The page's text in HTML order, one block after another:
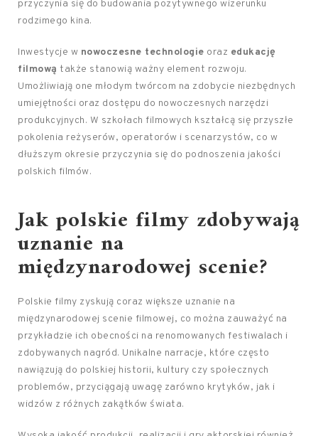
przyczynia się do budowania pozytywnego wizerunku
rodzimego kina.
Inwestycje w nowoczesne technologie oraz edukację
filmową także stanowią ważny element rozwoju.
Umożliwiają one młodym twórcom na zdobycie niezbędnych
umiejętności oraz dostępu do nowoczesnych narzędzi
produkcyjnych. W szkołach filmowych kształcą się przyszłe
pokolenia reżyserów, operatorów i scenarzystów, co w
dłuższym okresie przyczynia się do podnoszenia jakości
polskich filmów.
Jak polskie filmy zdobywają
uznanie na
międzynarodowej scenie?
Polskie filmy zyskują coraz większe uznanie na
międzynarodowej scenie filmowej, co można zauważyć na
przykładzie ich obecności na renomowanych festiwalach i
zdobywanych nagród. Unikalne narracje, które często
nawiązują do polskiej historii, kultury czy społecznych
problemów, przyciągają uwagę zarówno krytyków, jak i
widzów z różnych zakątków świata.